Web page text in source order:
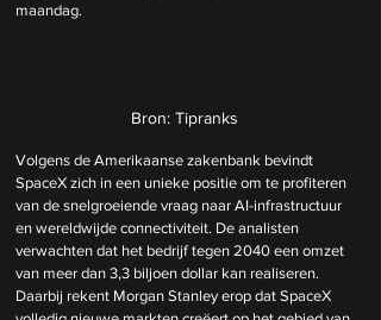
maandag.
Bron: Tipranks
Volgens de Amerikaanse zakenbank bevindt
SpaceX zich in een unieke positie om te profiteren
van de snelgroeiende vraag naar AI-infrastructuur
en wereldwijde connectiviteit. De analisten
verwachten dat het bedrijf tegen 2040 een omzet
van meer dan 3,3 biljoen dollar kan realiseren.
Daarbij rekent Morgan Stanley erop dat SpaceX